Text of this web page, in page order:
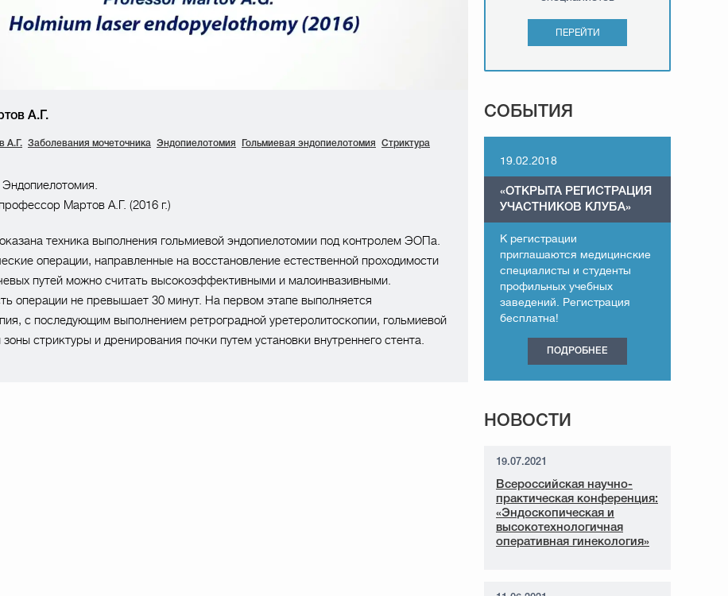
А.Г.
А.Г. Заболевания мочеточника Эндопиелотомия Гольмиевая эндопиелотомия Стриктура
Эндопиелотомия.
Мартов А.Г. (2016 г.)
техника выполнения гольмиевой эндопиелотомии под контролем ЭОПа.
операции, направленные на восстановление естественной проходимости
путей можно считать высокоэффективными и малоинвазивными.
операции не превышает 30 минут. На первом этапе выполняется
с последующим выполнением ретроградной уретеролитоскопии, гольмиевой
стриктуры и дренирования почки путем установки внутреннего стента.
ПЕРЕЙТИ
СОБЫТИЯ
19.02.2018
«ОТКРЫТА РЕГИСТРАЦИЯ
УЧАСТНИКОВ КЛУБА»
К регистрации
приглашаются медицинские
специалисты и студенты
профильных учебных
заведений. Регистрация
бесплатна!
ПОДРОБНЕЕ
НОВОСТИ
19.07.2021
Всероссийская научно-
практическая конференция:
«Эндоскопическая и
высокотехнологичная
оперативная гинекология»